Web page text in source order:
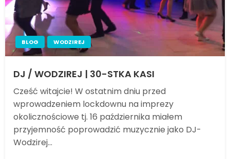
BLOG WODZIREJ
DJ / WODZIREJ | 30-STKA KASI
Cześć witajcie! W ostatnim dniu przed
wprowadzeniem lockdownu na imprezy
okolicznościowe tj. 16 października miałem
przyjemność poprowadzić muzycznie jako DJ-
Wodzirej…